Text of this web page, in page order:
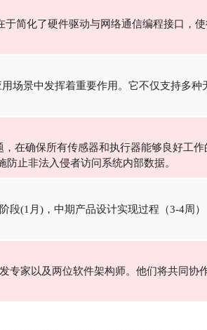
简化了硬件驱动与网络通信编程接口，
场景中发挥着重要作用。它不仅支持多
在确保所有传感器和执行器能够良好工
止非法入侵者访问系统内部数据。
段(1月)，中期产品设计实现过程（3-4周
专家以及两位软件架构师。他们将共同